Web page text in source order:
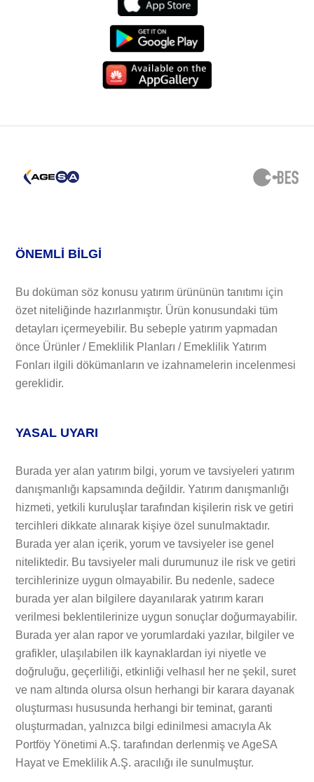
ÖNEMLİ BİLGİ
Bu doküman söz konusu yatırım ürününün tanıtımı için
özet niteliğinde hazırlanmıştır. Ürün konusundaki tüm
detayları içermeyebilir. Bu sebeple yatırım yapmadan
önce Ürünler / Emeklilik Planları / Emeklilik Yatırım
Fonları ilgili dökümanların ve izahnamelerin incelenmesi
gereklidir.
YASAL UYARI
Burada yer alan yatırım bilgi, yorum ve tavsiyeleri yatırım
danışmanlığı kapsamında değildir. Yatırım danışmanlığı
hizmeti, yetkili kuruluşlar tarafından kişilerin risk ve getiri
tercihleri dikkate alınarak kişiye özel sunulmaktadır.
Burada yer alan içerik, yorum ve tavsiyeler ise genel
niteliktedir. Bu tavsiyeler mali durumunuz ile risk ve getiri
tercihlerinize uygun olmayabilir. Bu nedenle, sadece
burada yer alan bilgilere dayanılarak yatırım kararı
verilmesi beklentilerinize uygun sonuçlar doğurmayabilir.
Burada yer alan rapor ve yorumlardaki yazılar, bilgiler ve
grafikler, ulaşılabilen ilk kaynaklardan iyi niyetle ve
doğruluğu, geçerliliği, etkinliği velhasıl her ne şekil, suret
ve nam altında olursa olsun herhangi bir karara dayanak
oluşturması hususunda herhangi bir teminat, garanti
oluşturmadan, yalnızca bilgi edinilmesi amacıyla Ak
Portföy Yönetimi A.Ş. tarafından derlenmiş ve AgeSA
Hayat ve Emeklilik A.Ş. aracılığı ile sunulmuştur.